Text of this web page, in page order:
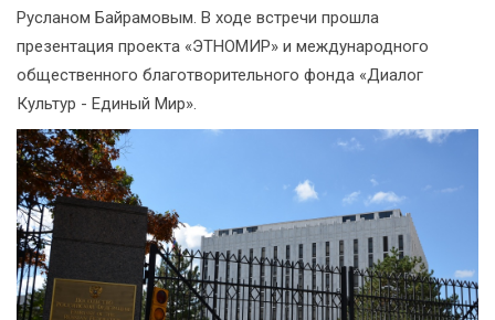
Русланом Байрамовым. В ходе встречи прошла
презентация проекта «ЭТНОМИР» и международного
общественного благотворительного фонда «Диалог
Культур - Единый Мир».